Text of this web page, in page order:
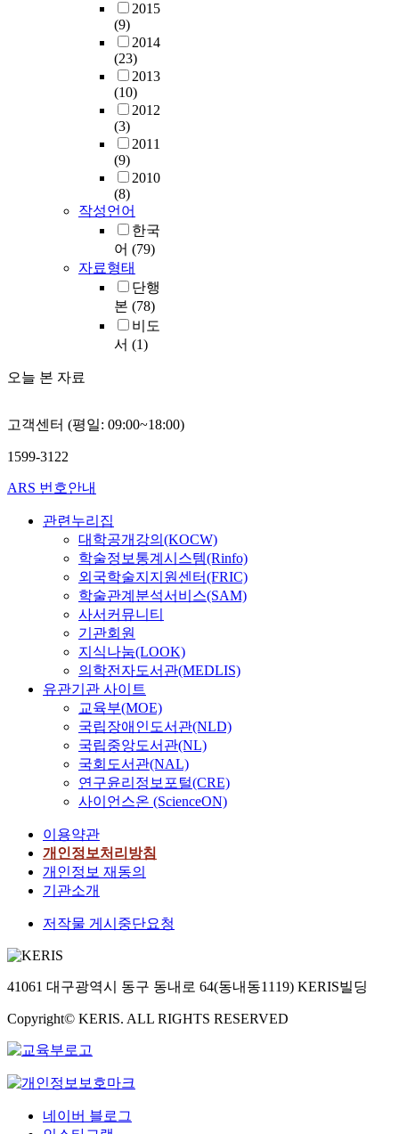
2015
(9)
2014
(23)
2013
(10)
2012
(3)
2011
(9)
2010
(8)
작성언어
한국
어 (79)
자료형태
단행
본 (78)
비도
서 (1)
오늘 본 자료
고객센터 (평일: 09:00~18:00)
1599-3122
ARS 번호안내
관련누리집
대학공개강의(KOCW)
학술정보통계시스템(Rinfo)
외국학술지지원센터(FRIC)
학술관계분석서비스(SAM)
사서커뮤니티
기관회원
지식나눔(LOOK)
의학전자도서관(MEDLIS)
유관기관 사이트
교육부(MOE)
국립장애인도서관(NLD)
국립중앙도서관(NL)
국회도서관(NAL)
연구윤리정보포털(CRE)
사이언스온 (ScienceON)
이용약관
개인정보처리방침
개인정보 재동의
기관소개
저작물 게시중단요청
41061 대구광역시 동구 동내로 64(동내동1119) KERIS빌딩
Copyright© KERIS. ALL RIGHTS RESERVED
네이버 블로그